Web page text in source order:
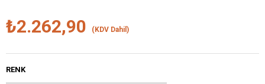
₺2.262,90 (KDV Dahil)
RENK